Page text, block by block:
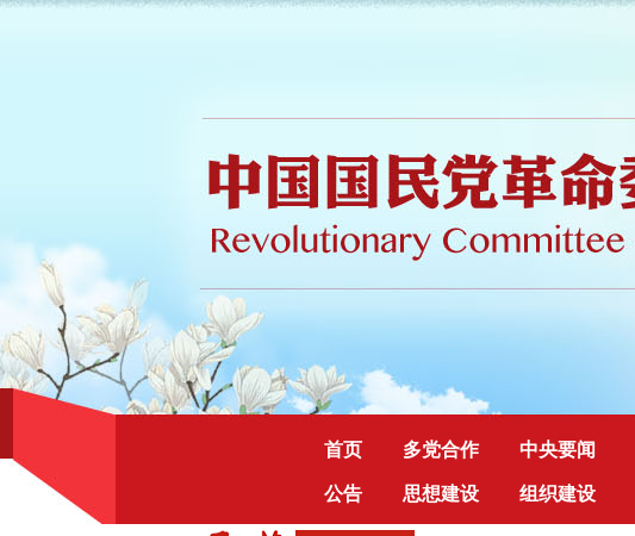
首页 多党合作 中央要闻
公告 思想建设 组织建设